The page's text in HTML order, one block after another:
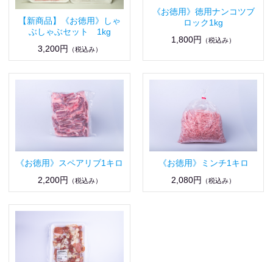
【新商品】《お徳用》しゃ
ぶしゃぶセット 1kg
3,200円 （税込み）
《お徳用》徳用ナンコツブ
ロック1kg
1,800円
（税込み）
《お徳用》スペアリブ1キロ
2,200円
（税込み）
《お徳用》ミンチ1キロ
2,080円
（税込み）